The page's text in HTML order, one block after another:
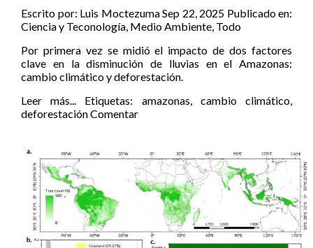
Escrito por: Luis MoctezumaSep 22, 2025 Publicado en:
Ciencia y Teconología, Medio Ambiente, Todo
Por primera vez se midió el impacto de dos factores
clave en la disminución de lluvias en el Amazonas:
cambio climático y deforestación.
Leer más...
Etiquetas: amazonas, cambio climático,
deforestaciónComentar